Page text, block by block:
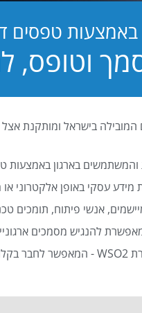
טפסים
בארגון באמצעות
עסקי באופן אלקטרוני או
אנשי פיתוח, תומכים